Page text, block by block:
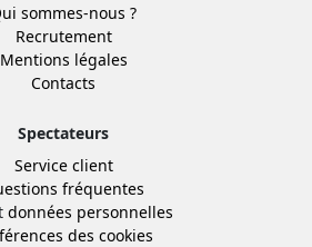
sommes-nous ?
Recrutement
Mentions légales
Contacts
Spectateurs
Service client
fréquentes
données personnelles
des cookies